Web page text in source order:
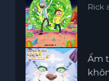
Rick
Ẩm